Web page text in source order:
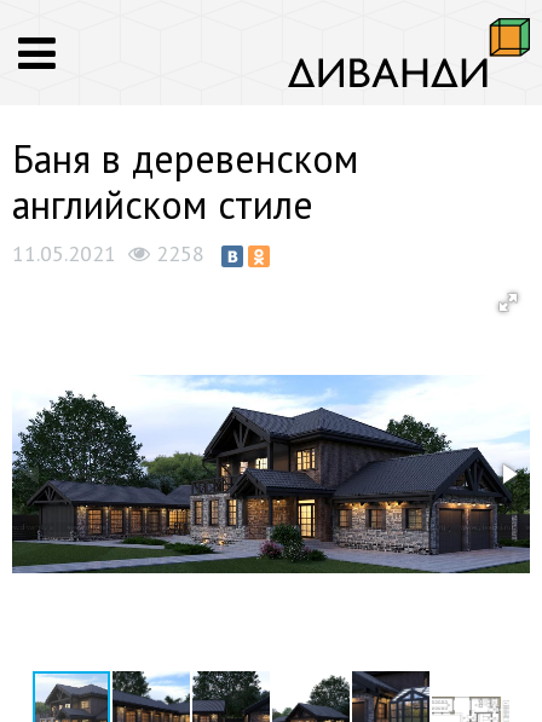
Баня в деревенском
английском стиле
11.05.2021 2258